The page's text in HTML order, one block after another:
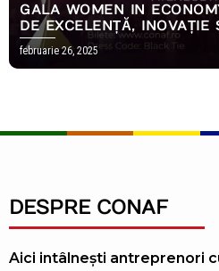
GALA WOMEN IN
DE EXCELENȚĂ, INOVAȚIE
februarie 26, 2025
DESPRE CONAF
Aici intâlnești antreprenori